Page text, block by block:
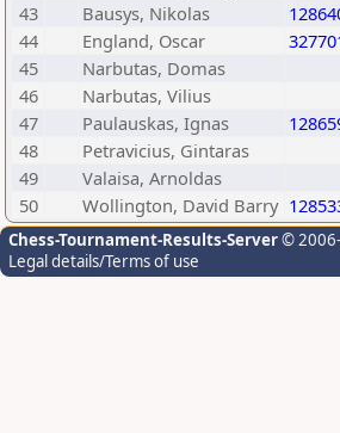
43
Bausys, Nikolas
44
England, Oscar
45
Narbutas, Domas
46
Narbutas, Vilius
47
Paulauskas, Ignas
48
Petravicius, Gintaras
49
Valaisa, Arnoldas
50
Wollington, David Barry
Chess-Tournament-Results-Server©
Legal details/Terms of use